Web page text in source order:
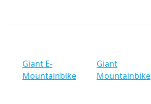
Giant E-
Mountainbike
Giant
Mountainbike